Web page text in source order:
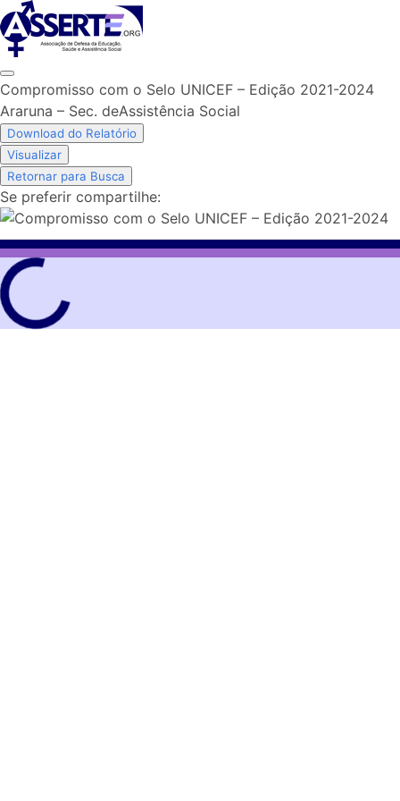
Skip
to
content
Compromisso com o Selo UNICEF – Edição 2021-2024
Araruna – Sec. deAssistência Social
Download do Relatório
Visualizar
Retornar para Busca
Se preferir compartilhe: